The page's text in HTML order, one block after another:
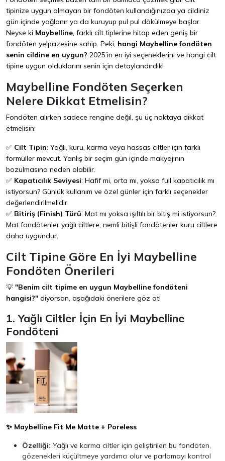
tipinize uygun olmayan bir fondöten kullandığınızda ya cildiniz
gün içinde yağlanır ya da kuruyup pul pul dökülmeye başlar.
Neyse ki Maybelline, farklı cilt tiplerine hitap eden geniş bir
fondöten yelpazesine sahip. Peki, hangi Maybelline fondöten
senin cildine en uygun? 2025’in en iyi seçeneklerini ve hangi cilt
tipine uygun olduklarını senin için detaylandırdık!
Maybelline Fondöten Seçerken
Nelere Dikkat Etmelisin?
Fondöten alırken sadece rengine değil, şu üç noktaya dikkat
etmelisin:
✅ Cilt Tipin: Yağlı, kuru, karma veya hassas ciltler için farklı
formüller mevcut. Yanlış bir seçim gün içinde makyajının
bozulmasına neden olabilir.
✅ Kapatıcılık Seviyesi: Hafif mi, orta mı, yoksa full kapatıcılık mı
istiyorsun? Günlük kullanım ve özel günler için farklı seçenekler
değerlendirilmelidir.
✅ Bitiriş (Finish) Türü: Mat mı yoksa ışıltılı bir bitiş mi istiyorsun?
Mat fondötenler yağlı ciltlere, nemli bitişli fondötenler kuru ciltlere
daha uygundur.
Cilt Tipine Göre En İyi Maybelline
Fondöten Önerileri
💡 "Benim cilt tipime en uygun Maybelline fondöteni
hangisi?" diyorsan, aşağıdaki önerilere göz at!
1. Yağlı Ciltler İçin En İyi Maybelline
Fondöteni
✨ Maybelline Fit Me Matte + Poreless
Özelliği: Yağlı ve karma ciltler için geliştirilen bu fondöten,
gözenekleri küçültmeye yardımcı olur ve parlamayı kontrol